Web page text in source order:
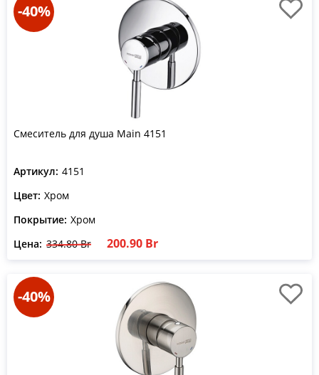
-40%
Смеситель для душа Main 4151
Артикул: 4151
Цвет: Хром
Покрытие: Хром
Цена: 334.80 Br 200.90 Br
-40%